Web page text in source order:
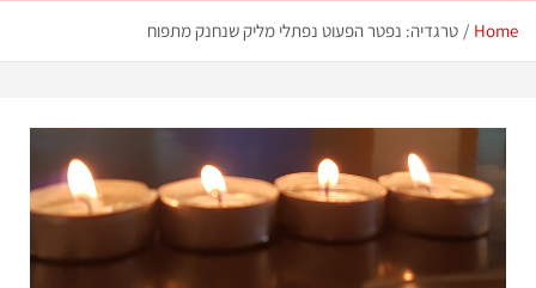
Home טרגדיה: נפטר הפעוט נפתלי מליק שנחנק מתפוח